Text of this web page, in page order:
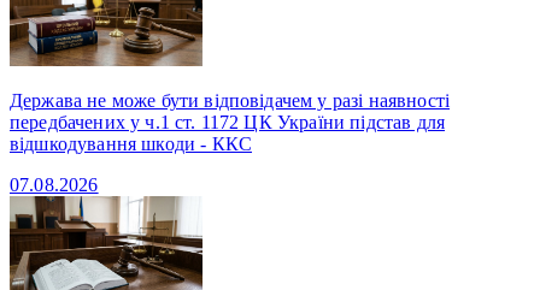
Держава не може бути відповідачем у разі наявності
передбачених у ч.1 ст. 1172 ЦК України підстав для
відшкодування шкоди - ККС
07.08.2026